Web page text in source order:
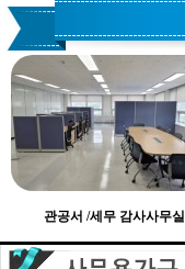
관공서 /세무 감사사무실